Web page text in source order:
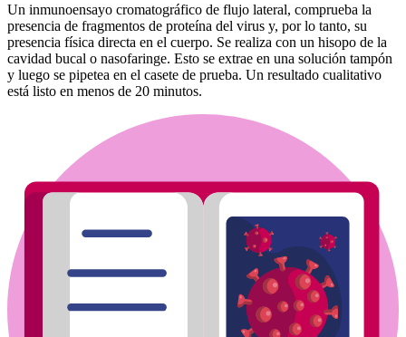
Un inmunoensayo cromatográfico de flujo lateral, comprueba la
presencia de fragmentos de proteína del virus y, por lo tanto, su
presencia física directa en el cuerpo. Se realiza con un hisopo de la
cavidad bucal o nasofaringe. Esto se extrae en una solución tampón
y luego se pipetea en el casete de prueba. Un resultado cualitativo
está listo en menos de 20 minutos.